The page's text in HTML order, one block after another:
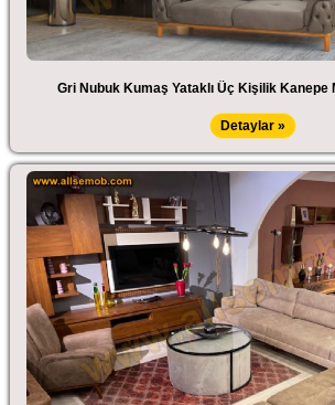
Gri Nubuk Kumaş Yataklı Üç Kişilik Kanepe
Detaylar »